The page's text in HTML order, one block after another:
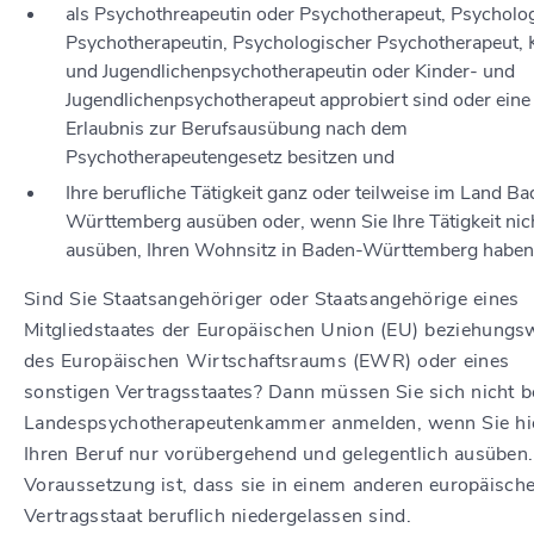
als Psychothreapeutin oder Psychotherapeut,
Psychotherapeutin, Psychologischer Psychotherapeut,
und Jugendlichenpsychotherapeutin oder Kinder- und
Jugendlichenpsychotherapeut approbiert sind oder eine
Erlaubnis zur Berufsausübung nach dem
Psychotherapeutengesetz besitzen und
Ihre berufliche Tätigkeit ganz oder teilweise im Land
Württemberg ausüben oder, wenn Sie Ihre Tätigkeit
ausüben, Ihren Wohnsitz in Baden-Württemberg
Sind Sie Staatsangehöriger oder Staatsangehörige eines
Mitgliedstaates der Europäischen Union (EU)
des Europäischen Wirtschaftsraums (EWR) oder eines
sonstigen Vertragsstaates? Dann müssen Sie sich nicht
Landespsychotherapeutenkammer anmelden, wenn Sie
Ihren Beruf nur vorübergehend und gelegentlich ausüben.
Voraussetzung ist, dass sie in einem anderen
Vertragsstaat beruflich niedergelassen sind.